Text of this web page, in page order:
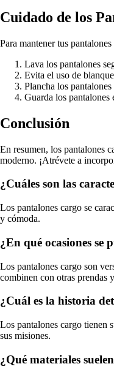
Cuidado de los
Para mantener tus
Lava los pantalones
Evita el uso de
Plancha los
Guarda los
Conclusión
En resumen, los pantalones
moderno. ¡Atrévete a
¿Cuáles son las
Los pantalones cargo se
y cómoda.
¿En qué ocasiones se
Los pantalones cargo son
combinen con otras prendas
¿Cuál es la historia
Los pantalones cargo tienen
sus misiones.
¿Qué materiales